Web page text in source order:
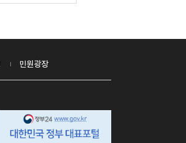
민원광장